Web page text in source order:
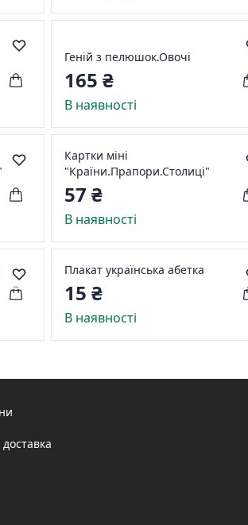
Геній з пелюшок.Овочі
165 ₴
В наявності
Картки міні
"Країни.Прапори.Столиці"
57 ₴
В наявності
Плакат українська абетка
15 ₴
В наявності